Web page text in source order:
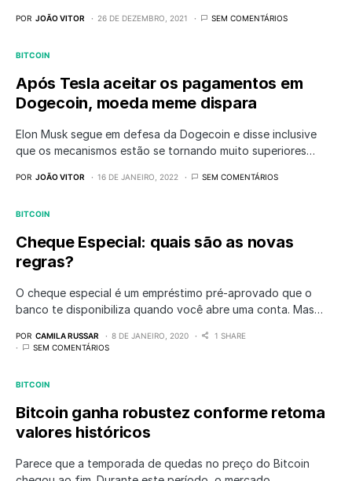
POR JOÃO VITOR 26 DE DEZEMBRO, 2021 SEM COMENTÁRIOS
BITCOIN
Após Tesla aceitar os pagamentos em
Dogecoin, moeda meme dispara
Elon Musk segue em defesa da Dogecoin e disse inclusive
que os mecanismos estão se tornando muito superiores…
POR JOÃO VITOR 16 DE JANEIRO, 2022 SEM COMENTÁRIOS
BITCOIN
Cheque Especial: quais são as novas
regras?
O cheque especial é um empréstimo pré-aprovado que o
banco te disponibiliza quando você abre uma conta. Mas…
POR CAMILA RUSSAR 8 DE JANEIRO, 2020
1 SHARE
SEM COMENTÁRIOS
BITCOIN
Bitcoin ganha robustez conforme retoma
valores históricos
Parece que a temporada de quedas no preço do Bitcoin